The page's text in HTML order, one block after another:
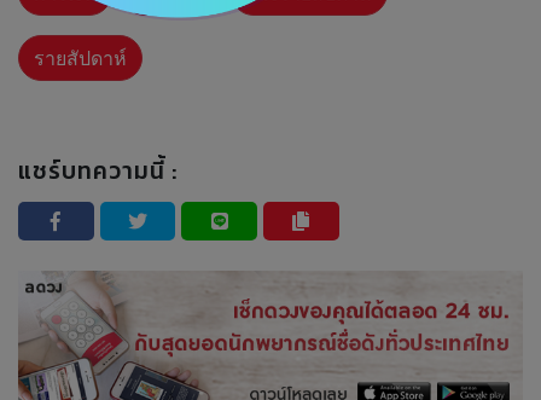
รายสัปดาห์
แชร์บทความนี้ :